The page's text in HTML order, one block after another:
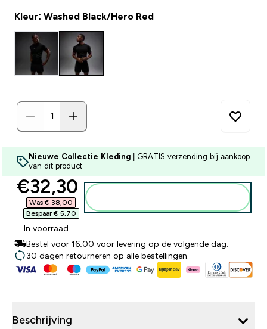
Kleur: Washed Black/Hero Red
Nieuwe Collectie Kleding | GRATIS verzending bij aankoop
van dit product
discounted price
€32,30‎
Was € 38,00‎
Bespaar € 5,70‎
In voorraad
Bestel voor 16:00 voor levering op de volgende dag.
30 dagen retourneren op alle bestellingen.
Beschrijving